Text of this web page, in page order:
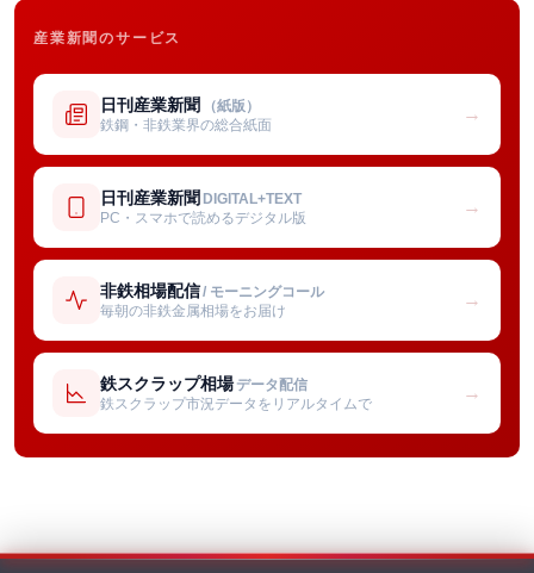
産業新聞のサービス
日刊産業新聞 （紙版）
鉄鋼・非鉄業界の総合紙面
→
日刊産業新聞 DIGITAL+TEXT
PC・スマホで読めるデジタル版
→
非鉄相場配信/ モーニングコール
毎朝の非鉄金属相場をお届け
→
鉄スクラップ相場 データ配信
鉄スクラップ市況データをリアルタイムで
→